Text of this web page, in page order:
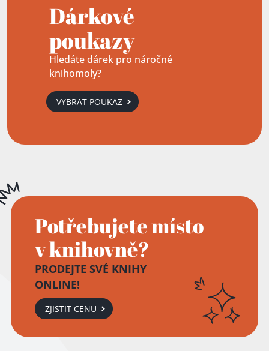
Dárkové
poukazy
Hledáte dárek pro náročné
knihomoly?
VYBRAT POUKAZ
Potřebujete místo
v knihovně?
PRODEJTE SVÉ KNIHY
ONLINE!
ZJISTIT CENU